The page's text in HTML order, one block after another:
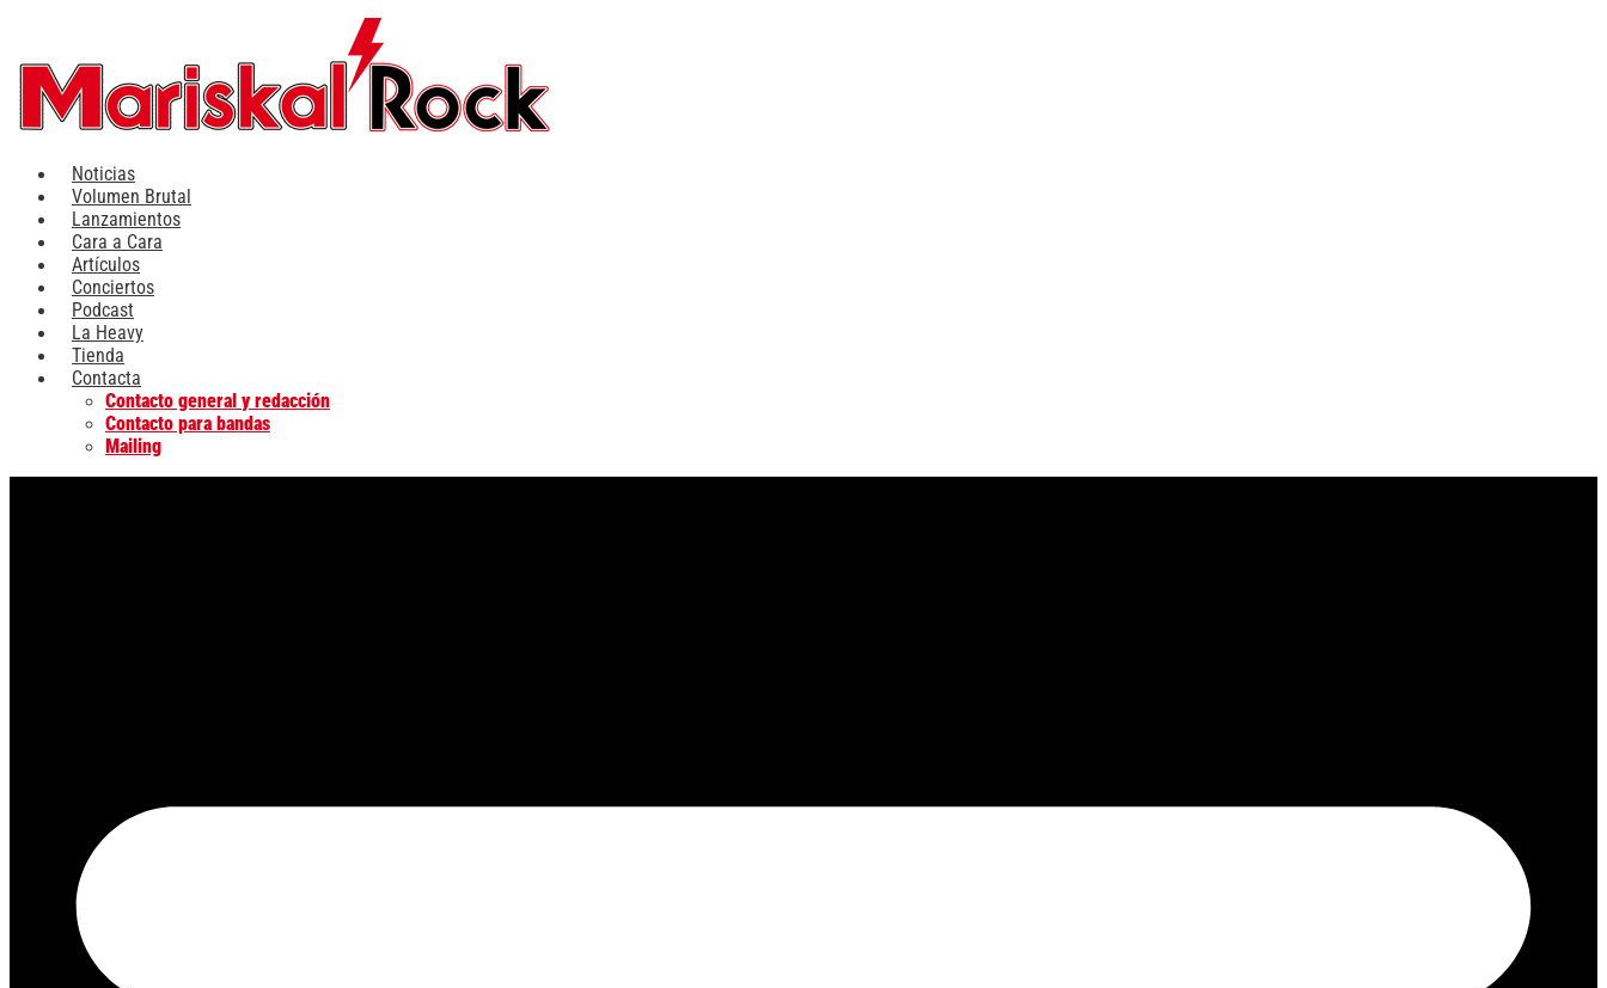
contenido
Noticias
Volumen Brutal
Lanzamientos
Cara a Cara
Artículos
Conciertos
Podcast
La Heavy
Tienda
Contacta
Contacto general y redacción
Contacto para bandas
Mailing